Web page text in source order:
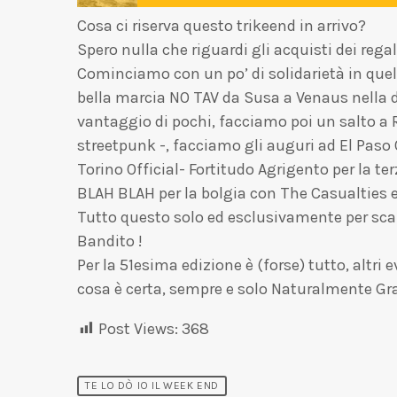
Cosa ci riserva questo trikeend in arrivo?
Spero nulla che riguardi gli acquisti dei
Cominciamo con un po’ di solidarietà in quel
bella marcia NO TAV da Susa a Venaus
vantaggio di pochi, facciamo poi un salto a
streetpunk -, facciamo gli auguri ad El
Torino Official- Fortitudo Agrigento per la
BLAH BLAH per la bolgia con The
Tutto questo solo ed esclusivamente per
Bandito !
Per la 51esima edizione è (forse) tutto, altri
cosa è certa, sempre e solo Naturalmente
Post Views: 368
TE LO DÒ IO IL WEEK END